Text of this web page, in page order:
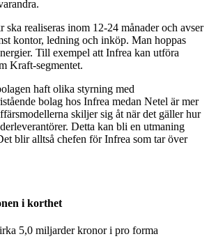
ska realiseras inom 12-24 månader och avser
kontor, ledning och inköp. Man hoppas
Till exempel att Infrea kan utföra
Kraft-segmentet.
haft olika styrning med
bolag hos Infrea medan Netel är mer
skiljer sig åt när det gäller hur
Detta kan bli en utmaning
blir alltså chefen för Infrea som tar över
i korthet
5,0 miljarder kronor i pro forma